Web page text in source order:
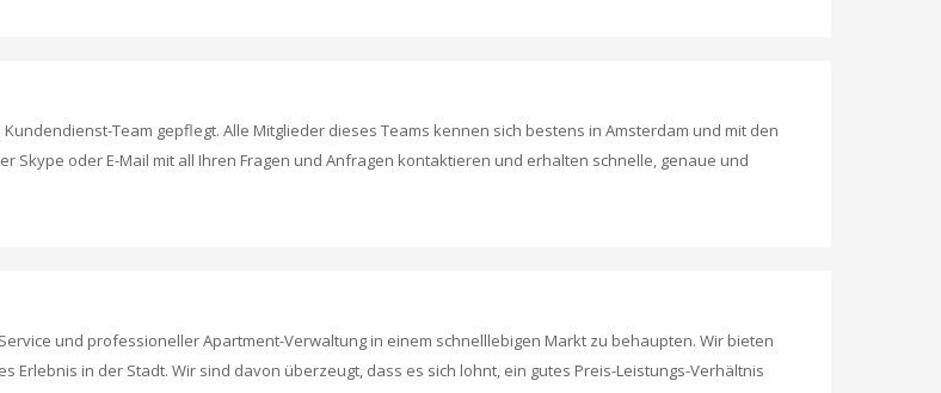
Team gepflegt. Alle Mitglieder dieses Teams kennen sich bestens in Amsterdam und mit den
Skype oder E-Mail mit all Ihren Fragen und Anfragen kontaktieren und erhalten schnelle, genaue und
und professioneller Apartment-Verwaltung in einem schnelllebigen Markt zu behaupten. Wir bieten
in der Stadt. Wir sind davon überzeugt, dass es sich lohnt, ein gutes Preis-Leistungs-Verhältnis